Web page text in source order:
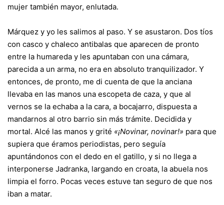
mujer también mayor, enlutada.
Márquez y yo les salimos al paso. Y se asustaron. Dos tíos
con casco y chaleco antibalas que aparecen de pronto
entre la humareda y les apuntaban con una cámara,
parecida a un arma, no era en absoluto tranquilizador. Y
entonces, de pronto, me di cuenta de que la anciana
llevaba en las manos una escopeta de caza, y que al
vernos se la echaba a la cara, a bocajarro, dispuesta a
mandarnos al otro barrio sin más trámite. Decidida y
mortal. Alcé las manos y grité «¡Novinar, novinar!» para que
supiera que éramos periodistas, pero seguía
apuntándonos con el dedo en el gatillo, y si no llega a
interponerse Jadranka, largando en croata, la abuela nos
limpia el forro. Pocas veces estuve tan seguro de que nos
iban a matar.